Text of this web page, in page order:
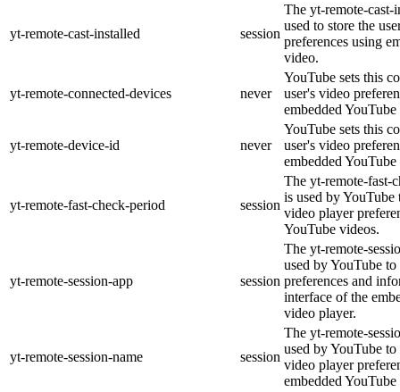
yt-remote-cast-installed session
The yt-remote-cast-
used to store the
preferences using
video.
yt-remote-connected-devices never
YouTube sets this
user's video
embedded
yt-remote-device-id never
YouTube sets this
user's video
embedded
yt-remote-fast-check-period session
The yt-remote-fast-
is used by YouTube
video player
YouTube videos.
yt-remote-session-app session
The yt-remote-
used by YouTube to
preferences and
interface of the
video player.
yt-remote-session-name session
The yt-remote-
used by YouTube to
video player
embedded